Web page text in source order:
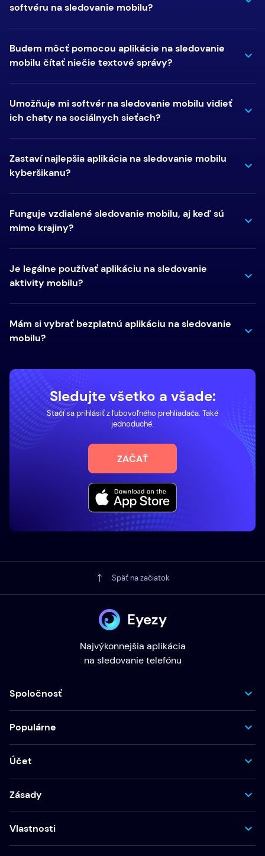
softvéru na sledovanie mobilu?
Budem môcť pomocou aplikácie na sledovanie
mobilu čítať niečie textové správy?
Umožňuje mi softvér na sledovanie mobilu vidieť
ich chaty na sociálnych sieťach?
Zastaví najlepšia aplikácia na sledovanie mobilu
kyberšikanu?
Funguje vzdialené sledovanie mobilu, aj keď sú
mimo krajiny?
Je legálne používať aplikáciu na sledovanie
aktivity mobilu?
Mám si vybrať bezplatnú aplikáciu na sledovanie
mobilu?
Sledujte všetko a všade:
Stačí sa prihlásiť z ľubovoľného prehliadača. Také
jednoduché.
ZAČAŤ
Späť na začiatok
Eyezy
Najvýkonnejšia aplikácia
na sledovanie telefónu
Spoločnosť
Populárne
Účet
Zásady
Vlastnosti